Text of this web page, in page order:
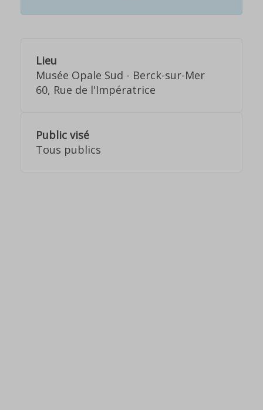
Lieu
Musée Opale Sud - Berck-sur-Mer
60, Rue de l'Impératrice
Public visé
Tous publics